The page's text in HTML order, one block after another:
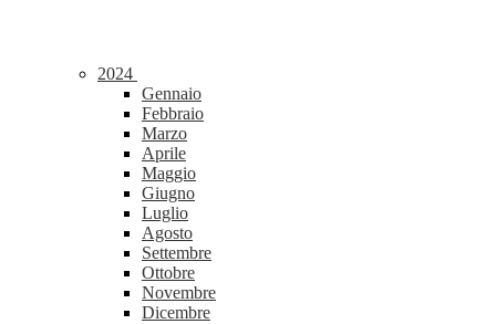
2024
Gennaio
Febbraio
Marzo
Aprile
Maggio
Giugno
Luglio
Agosto
Settembre
Ottobre
Novembre
Dicembre